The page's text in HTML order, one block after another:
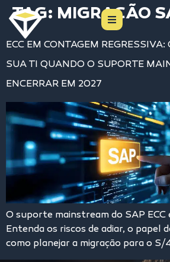
TAG: MIGRAÇÃO
ECC EM CONTAGEM
SUA TI QUANDO O SUPORTE
ENCERRAR EM 2027
O suporte mainstream do SAP ECC
Entenda os riscos de adiar, o papel
como planejar a migração para o S/